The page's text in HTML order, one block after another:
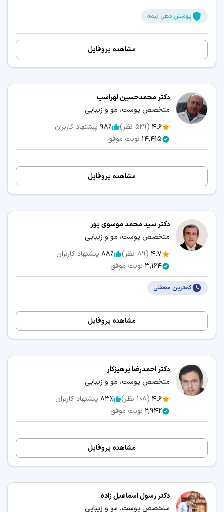
پوشش دهی بیمه
مشاهده پروفایل
دکتر محمدحسین لهراسب
متخصص پوست، مو و زیبایی
4.6
(
529 نظر) 98٪ پیشنهاد کاربران
14,415 نوبت موفق
مشاهده پروفایل
دکتر سید محمد موسوی پور
متخصص پوست، مو و زیبایی
4.7
(
89 نظر) 88٪ پیشنهاد کاربران
3,164 نوبت موفق
کمترین معطلی
مشاهده پروفایل
دکتر احمدرضا پرهیزکار
متخصص پوست، مو و زیبایی
4.6
(
108 نظر) 83٪ پیشنهاد کاربران
2,942 نوبت موفق
مشاهده پروفایل
دکتر رسول اسماعیل زاده
متخصص پوست، مو و زیبایی